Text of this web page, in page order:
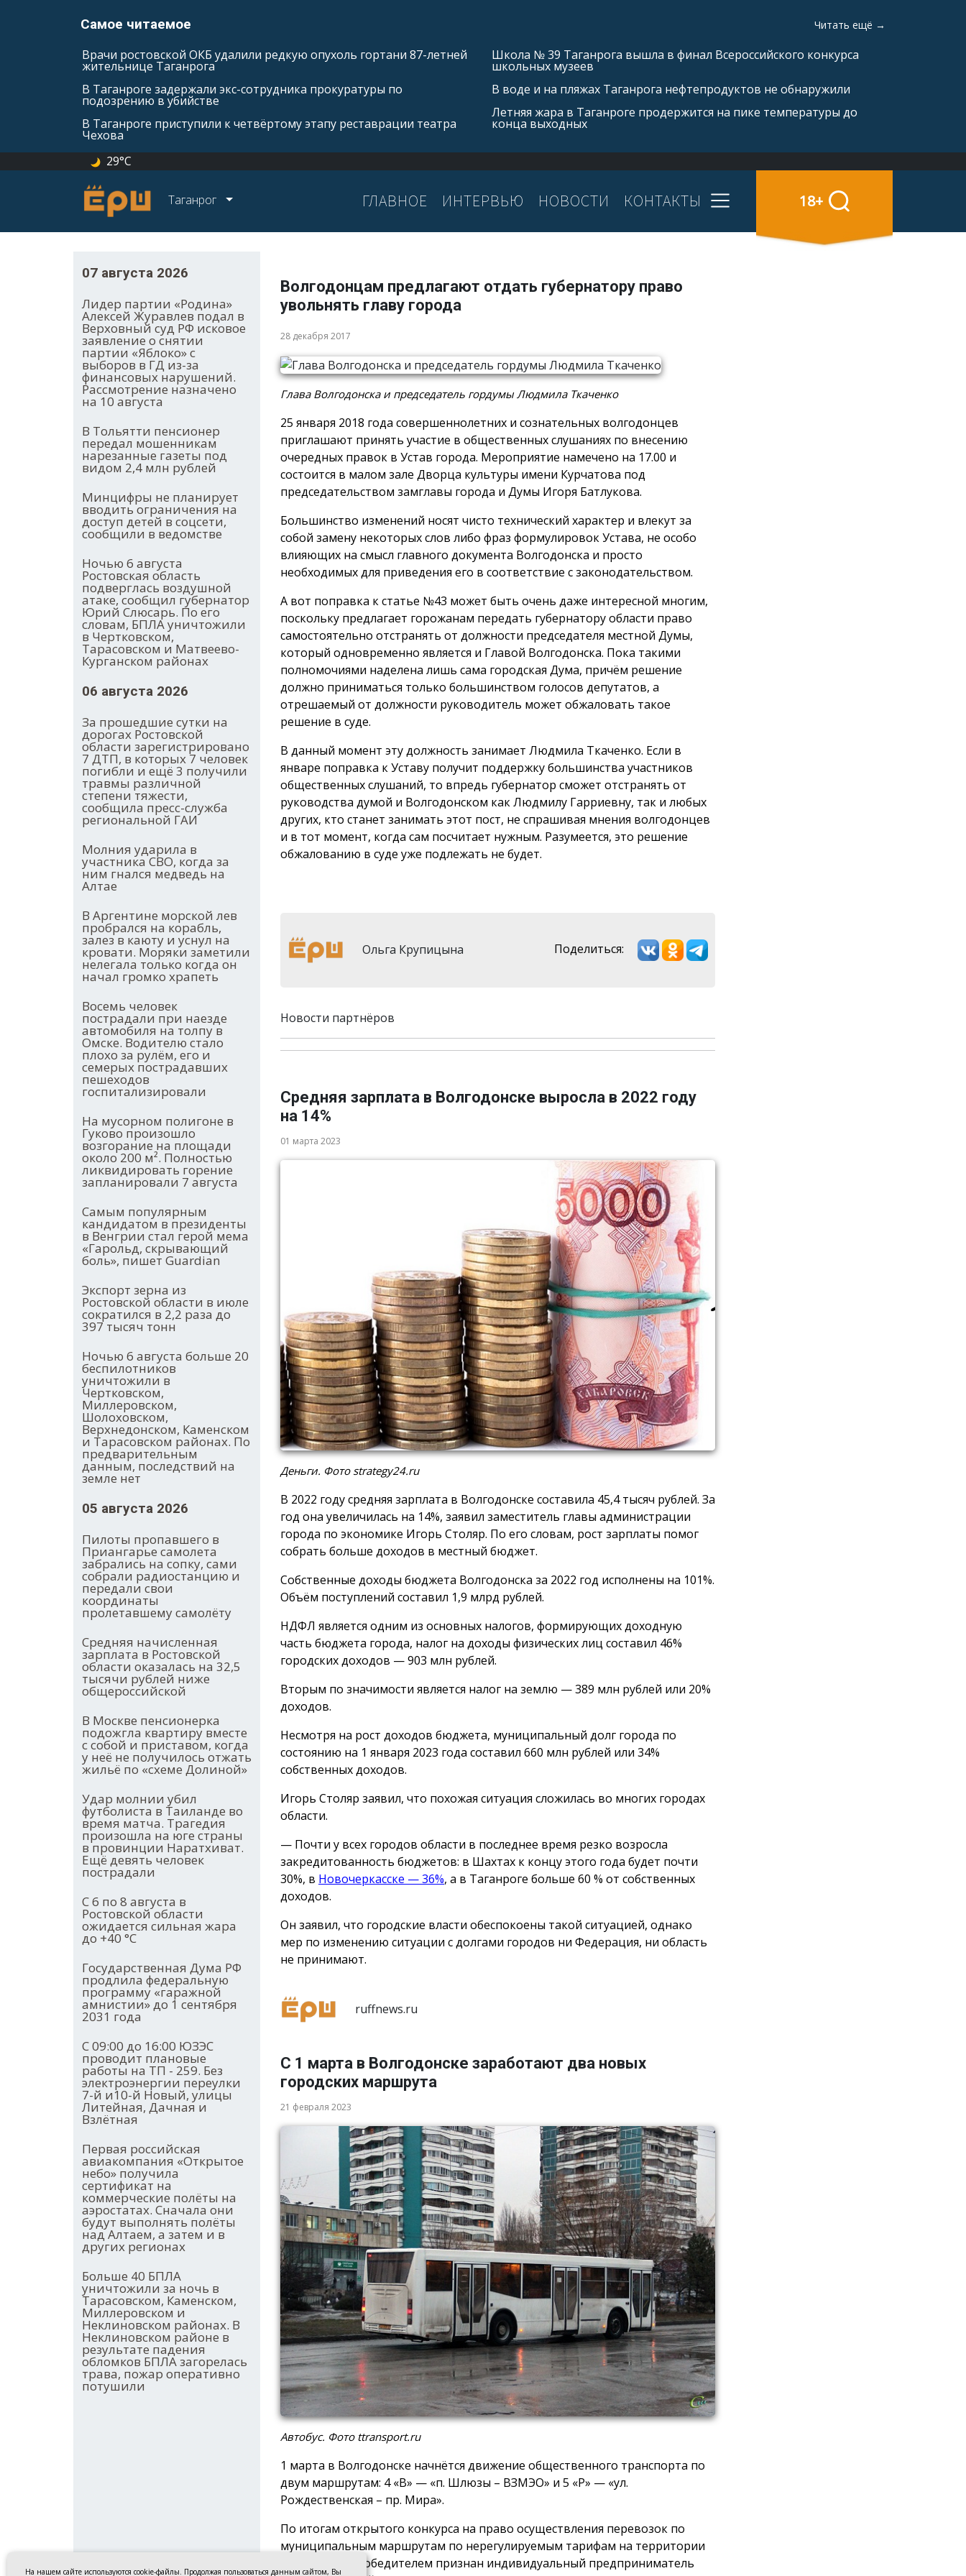
Самое читаемое Читать ещё →
Врачи ростовской ОКБ удалили редкую опухоль гортани 87-летней
жительнице Таганрога
В Таганроге задержали экс-сотрудника прокуратуры по
подозрению в убийстве
В Таганроге приступили к четвёртому этапу реставрации театра
Чехова
Школа № 39 Таганрога вышла в финал Всероссийского конкурса
школьных музеев
В воде и на пляжах Таганрога нефтепродуктов не обнаружили
Летняя жара в Таганроге продержится на пике температуры до
конца выходных
29°C
Таганрог ГЛАВНОЕ ИНТЕРВЬЮ НОВОСТИ КОНТАКТЫ 18+
07 августа 2026
Лидер партии «Родина»
Алексей Журавлев подал в
Верховный суд РФ исковое
заявление о снятии
партии «Яблоко» с
выборов в ГД из-за
финансовых нарушений.
Рассмотрение назначено
на 10 августа
В Тольятти пенсионер
передал мошенникам
нарезанные газеты под
видом 2,4 млн рублей
Минцифры не планирует
вводить ограничения на
доступ детей в соцсети,
сообщили в ведомстве
Ночью 6 августа
Ростовская область
подверглась воздушной
атаке, сообщил губернатор
Юрий Слюсарь. По его
словам, БПЛА уничтожили
в Чертковском,
Тарасовском и Матвеево-
Курганском районах
06 августа 2026
За прошедшие сутки на
дорогах Ростовской
области зарегистрировано
7 ДТП, в которых 7 человек
погибли и ещё 3 получили
травмы различной
степени тяжести,
сообщила пресс-служба
региональной ГАИ
Молния ударила в
участника СВО, когда за
ним гнался медведь на
Алтае
В Аргентине морской лев
пробрался на корабль,
залез в каюту и уснул на
кровати. Моряки заметили
нелегала только когда он
начал громко храпеть
Восемь человек
пострадали при наезде
автомобиля на толпу в
Омске. Водителю стало
плохо за рулём, его и
семерых пострадавших
пешеходов
госпитализировали
На мусорном полигоне в
Гуково произошло
возгорание на площади
около 200 м². Полностью
ликвидировать горение
запланировали 7 августа
Самым популярным
кандидатом в президенты
в Венгрии стал герой мема
«Гарольд, скрывающий
боль», пишет Guardian
Экспорт зерна из
Ростовской области в июле
сократился в 2,2 раза до
397 тысяч тонн
Ночью 6 августа больше 20
беспилотников
уничтожили в
Чертковском,
Миллеровском,
Шолоховском,
Верхнедонском, Каменском
и Тарасовском районах. По
предварительным
данным, последствий на
земле нет
05 августа 2026
Пилоты пропавшего в
Приангарье самолета
забрались на сопку, сами
собрали радиостанцию и
передали свои
координаты
пролетавшему самолёту
Средняя начисленная
зарплата в Ростовской
области оказалась на 32,5
тысячи рублей ниже
общероссийской
В Москве пенсионерка
подожгла квартиру вместе
с собой и приставом, когда
у неё не получилось отжать
жильё по «схеме Долиной»
Удар молнии убил
футболиста в Таиланде во
время матча. Трагедия
произошла на юге страны
в провинции Наратхиват.
Ещё девять человек
пострадали
С 6 по 8 августа в
Ростовской области
ожидается сильная жара
до +40 °С
Государственная Дума РФ
продлила федеральную
программу «гаражной
амнистии» до 1 сентября
2031 года
С 09:00 до 16:00 ЮЗЭС
проводит плановые
работы на ТП - 259. Без
электроэнергии переулки
7-й и10-й Новый, улицы
Литейная, Дачная и
Взлётная
Первая российская
авиакомпания «Открытое
небо» получила
сертификат на
коммерческие полёты на
аэростатах. Сначала они
будут выполнять полёты
над Алтаем, а затем и в
других регионах
Больше 40 БПЛА
уничтожили за ночь в
Тарасовском, Каменском,
Миллеровском и
Неклиновском районах. В
Неклиновском районе в
результате падения
обломков БПЛА загорелась
трава, пожар оперативно
потушили
Волгодонцам предлагают отдать губернатору право
увольнять главу города
28 декабря 2017
Глава Волгодонска и председатель гордумы Людмила Ткаченко
25 января 2018 года совершеннолетних и сознательных волгодонцев
приглашают принять участие в общественных слушаниях по внесению
очередных правок в Устав города. Мероприятие намечено на 17.00 и
состоится в малом зале Дворца культуры имени Курчатова под
председательством замглавы города и Думы Игоря Батлукова.
Большинство изменений носят чисто технический характер и влекут за
собой замену некоторых слов либо фраз формулировок Устава, не особо
влияющих на смысл главного документа Волгодонска и просто
необходимых для приведения его в соответствие с законодательством.
А вот поправка к статье №43 может быть очень даже интересной многим,
поскольку предлагает горожанам передать губернатору области право
самостоятельно отстранять от должности председателя местной Думы,
который одновременно является и Главой Волгодонска. Пока такими
полномочиями наделена лишь сама городская Дума, причём решение
должно приниматься только большинством голосов депутатов, а
отрешаемый от должности руководитель может обжаловать такое
решение в суде.
В данный момент эту должность занимает Людмила Ткаченко. Если в
январе поправка к Уставу получит поддержку большинства участников
общественных слушаний, то впредь губернатор сможет отстранять от
руководства думой и Волгодонском как Людмилу Гарриевну, так и любых
других, кто станет занимать этот пост, не спрашивая мнения волгодонцев
и в тот момент, когда сам посчитает нужным. Разумеется, это решение
обжалованию в суде уже подлежать не будет.
Ольга Крупицына Поделиться:
Новости партнёров
Средняя зарплата в Волгодонске выросла в 2022 году
на 14%
01 марта 2023
Деньги. Фото strategy24.ru
В 2022 году средняя зарплата в Волгодонске составила 45,4 тысяч рублей. За
год она увеличилась на 14%, заявил заместитель главы администрации
города по экономике Игорь Столяр. По его словам, рост зарплаты помог
собрать больше доходов в местный бюджет.
Собственные доходы бюджета Волгодонска за 2022 год исполнены на 101%.
Объём поступлений составил 1,9 млрд рублей.
НДФЛ является одним из основных налогов, формирующих доходную
часть бюджета города, налог на доходы физических лиц составил 46%
городских доходов — 903 млн рублей.
Вторым по значимости является налог на землю — 389 млн рублей или 20%
доходов.
Несмотря на рост доходов бюджета, муниципальный долг города по
состоянию на 1 января 2023 года составил 660 млн рублей или 34%
собственных доходов.
Игорь Столяр заявил, что похожая ситуация сложилась во многих городах
области.
— Почти у всех городов области в последнее время резко возросла
закредитованность бюджетов: в Шахтах к концу этого года будет почти
30%, в Новочеркасске — 36%, а в Таганроге больше 60 % от собственных
доходов.
Он заявил, что городские власти обеспокоены такой ситуацией, однако
мер по изменению ситуации с долгами городов ни Федерация, ни область
не принимают.
ruffnews.ru
С 1 марта в Волгодонске заработают два новых
городских маршрута
21 февраля 2023
Автобус. Фото ttransport.ru
1 марта в Волгодонске начнётся движение общественного транспорта по
двум маршрутам: 4 «В» — «п. Шлюзы – ВЗМЭО» и 5 «Р» — «ул.
Рождественская – пр. Мира».
По итогам открытого конкурса на право осуществления перевозок по
муниципальным маршрутам по нерегулируемым тарифам на территории
Волгодонска победителем признан индивидуальный предприниматель
На нашем сайте используются cookie-файлы. Продолжая пользоваться данным сайтом, Вы